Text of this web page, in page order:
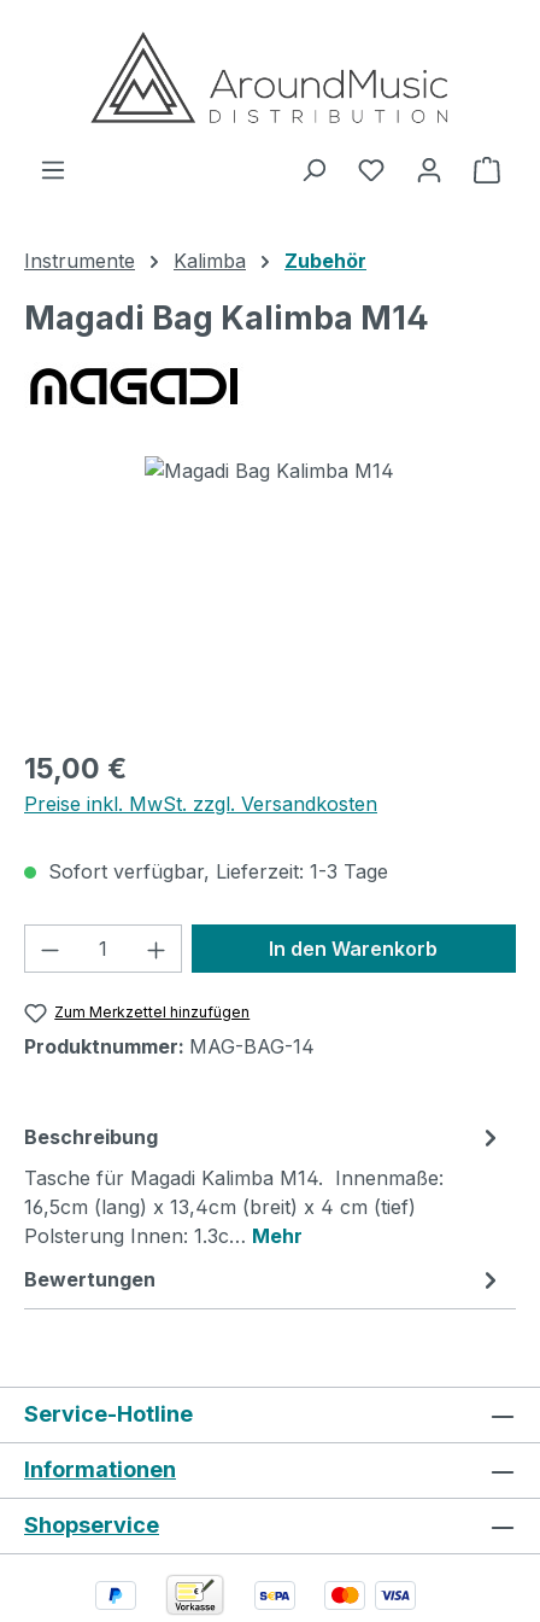
Zum Hauptinhalt springen
Instrumente Kalimba Zubehör
Magadi Bag Kalimba M14
Bildergalerie überspringen
Regulärer Preis:
15,00 €
Preise inkl. MwSt. zzgl. Versandkosten
Sofort verfügbar, Lieferzeit: 1-3 Tage
Produkt Anzahl: Gib denIn den Warenkorb
Zum Merkzettel hinzufügen
Produktnummer: MAG-BAG-14
Beschreibung
Tasche für Magadi Kalimba M14. Innenmaße:
16,5cm (lang) x 13,4cm (breit) x 4 cm (tief)
Polsterung Innen: 1.3c… Mehr
Bewertungen
Service-Hotline
Informationen
Shopservice